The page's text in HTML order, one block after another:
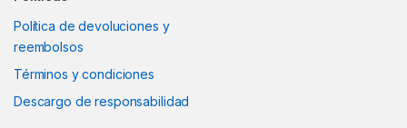
Política de devoluciones y
reembolsos
Términos y condiciones
Descargo de responsabilidad